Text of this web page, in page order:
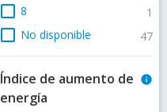
check_box_outline_blank 8 1
check_box_outline_blank No disponible 47
Índice de aumento de
energía
info